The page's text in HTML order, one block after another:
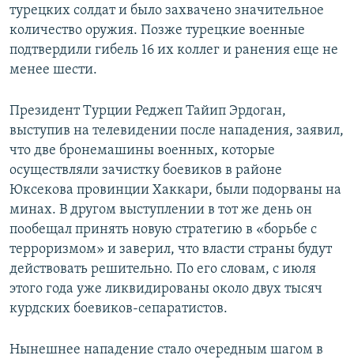
турецких солдат и было захвачено значительное
количество оружия. Позже турецкие военные
подтвердили гибель 16 их коллег и ранения еще не
менее шести.
Президент Турции Реджеп Тайип Эрдоган,
выступив на телевидении после нападения, заявил,
что две бронемашины военных, которые
осуществляли зачистку боевиков в районе
Юксекова провинции Хаккари, были подорваны на
минах. В другом выступлении в тот же день он
пообещал принять новую стратегию в «борьбе с
терроризмом» и заверил, что власти страны будут
действовать решительно. По его словам, с июля
этого года уже ликвидированы около двух тысяч
курдских боевиков-сепаратистов.
Нынешнее нападение стало очередным шагом в